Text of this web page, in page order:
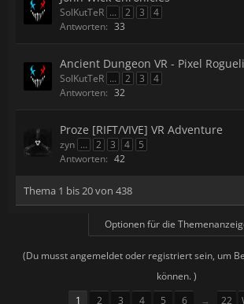
SolKutTeR ... 2 3
4
Antworten: 33
Ancient Dungeon VR - Pixel
SolKutTeR ... 2 3
4
Antworten: 32
Proze [RIFT/VIVE] VR Adventure
zyn ... 2 3 4
5
Antworten: 42
Thema 1 bis 20 von 438
Optionen für die
(Du musst angemeldet oder registriert sein, um
können. )
1
2 3 4 5 6 → 22